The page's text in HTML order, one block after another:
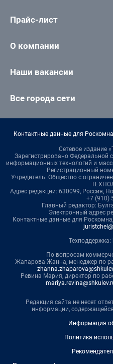
Прайс-лист
О компании
Наши вакансии
Все города сети
Контактные данные для
Сетевое издание
Зарегистрировано Федеральной
информационных технологий и
Регистрационный
Учредитель: Общество с
Адрес редакции: 630099, Россия,
+7 (910)
Главный редактор:
Электронный адрес
Контактные данные для
Техподдержка:
По вопросам
Жапарова Жанна, менеджер по
Ревина Мария, директор по
Редакция сайта не несет
информации,
Информация
Политика